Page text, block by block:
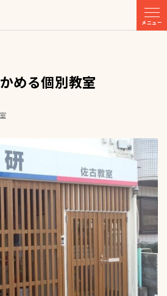
メニュー
める個別教室